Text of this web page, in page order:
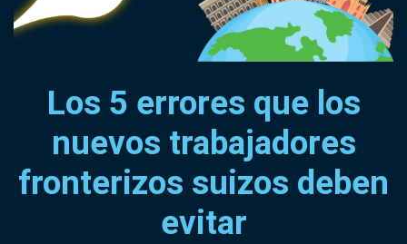
Los 5 errores que los
nuevos trabajadores
fronterizos suizos deben
evitar